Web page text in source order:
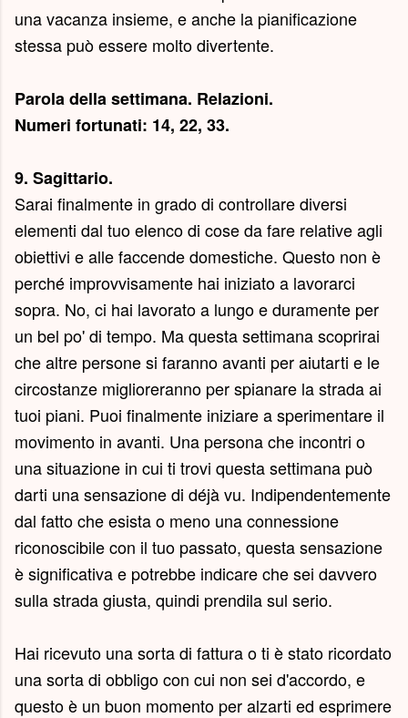
una vacanza insieme, e anche la pianificazione
stessa può essere molto divertente.
Parola della settimana. Relazioni.
Numeri fortunati: 14, 22, 33.
9. Sagittario.
Sarai finalmente in grado di controllare diversi
elementi dal tuo elenco di cose da fare relative agli
obiettivi e alle faccende domestiche. Questo non è
perché improvvisamente hai iniziato a lavorarci
sopra. No, ci hai lavorato a lungo e duramente per
un bel po' di tempo. Ma questa settimana scoprirai
che altre persone si faranno avanti per aiutarti e le
circostanze miglioreranno per spianare la strada ai
tuoi piani. Puoi finalmente iniziare a sperimentare il
movimento in avanti. Una persona che incontri o
una situazione in cui ti trovi questa settimana può
darti una sensazione di déjà vu. Indipendentemente
dal fatto che esista o meno una connessione
riconoscibile con il tuo passato, questa sensazione
è significativa e potrebbe indicare che sei davvero
sulla strada giusta, quindi prendila sul serio.
Hai ricevuto una sorta di fattura o ti è stato ricordato
una sorta di obbligo con cui non sei d'accordo, e
questo è un buon momento per alzarti ed esprimere